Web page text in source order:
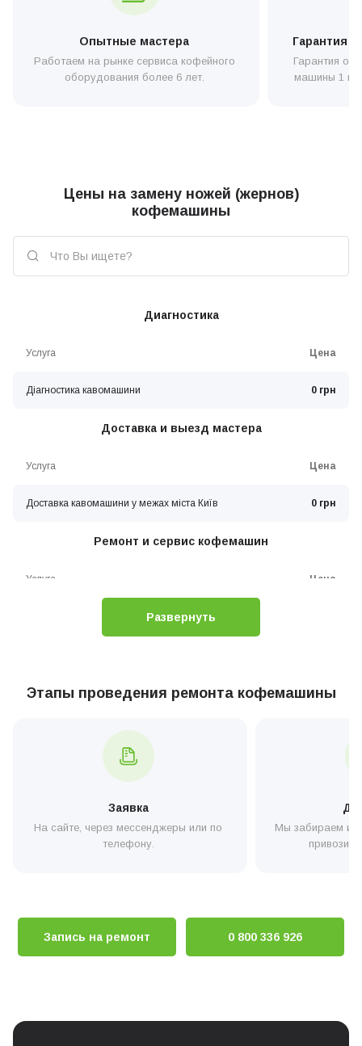
Опытные мастера
Работаем на рынке сервиса кофейного
оборудования более 6 лет.
Гарантия
Гарантия от
машины 1
Цены на замену ножей (жернов)
кофемашины
Диагностика
Услуга Цена
Діагностика кавомашини 0 грн
Доставка и выезд мастера
Услуга Цена
Доставка кавомашини у межах міста Київ 0 грн
Ремонт и сервис кофемашин
Услуга Цена
Замена жерновов (ножей) кофемашины
Налаштування помелу та дозатора кавоварки 0 грн
Заміна утримувачів жорен
Развернуть
Этапы проведения ремонта кофемашины
Заявка
На сайте, через мессенджеры или по
телефону.
Мы забираем
Запись на ремонт 0 800 336 926